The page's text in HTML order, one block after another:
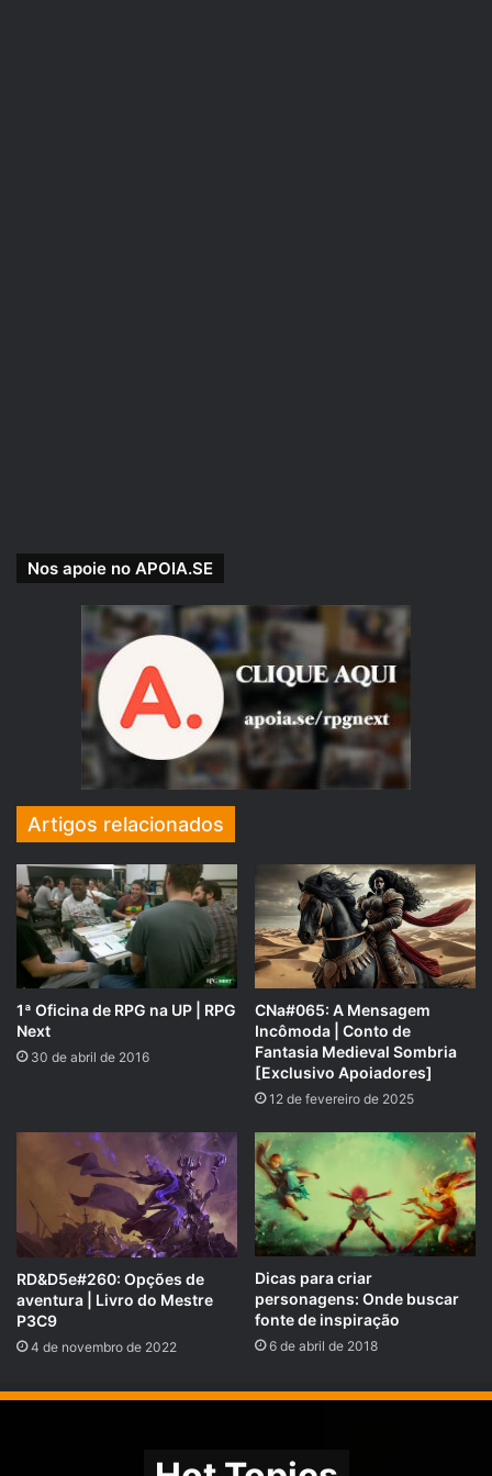
Se você preferir nos apoiar pelo PICPAY, acesse e
veja nossas recompensas:
picpay.me/rpgnext
Nos apoie no APOIA.SE
Artigos relacionados
1ª Oficina de RPG na UP | RPG
Next
30 de abril de 2016
CNa#065: A Mensagem
Incômoda | Conto de
Fantasia Medieval Sombria
[Exclusivo Apoiadores]
12 de fevereiro de 2025
RD&D5e#260: Opções de
aventura | Livro do Mestre
P3C9
4 de novembro de 2022
Dicas para criar
personagens: Onde buscar
fonte de inspiração
6 de abril de 2018